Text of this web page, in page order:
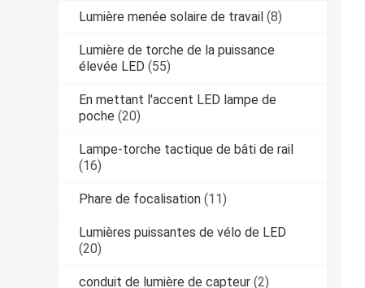
Lumière menée solaire de travail (8)
Lumière de torche de la puissance
élevée LED (55)
En mettant l'accent LED lampe de
poche (20)
Lampe-torche tactique de bâti de rail
(16)
Phare de focalisation (11)
Lumières puissantes de vélo de LED
(20)
conduit de lumière de capteur (2)